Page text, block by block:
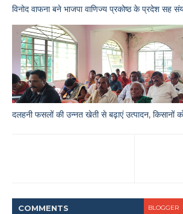
विनोद वाफना बने भाजपा वाणिज्य प्रकोष्ठ के प्रदेश सह
दलहनी फसलों की उन्नत खेती से बढ़ाएं उत्पादन, किसानों
COMMENTS BLOGGER